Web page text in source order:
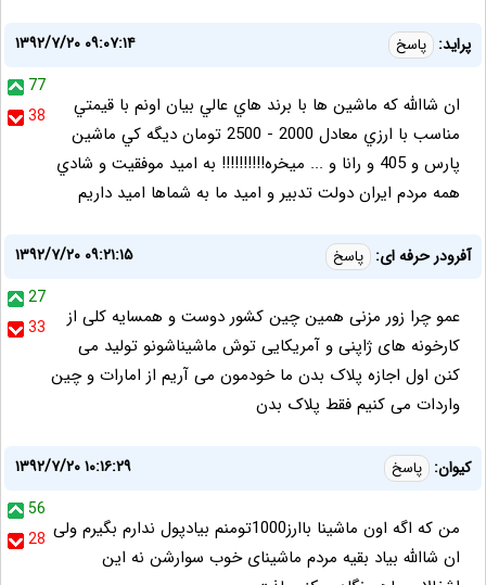
پرايد: پاسخ
۱۳۹۲/۷/۲۰ ۰۹:۰۷:۱۴
77
38
ان شاالله كه ماشين ها با برند هاي عالي بيان اونم با قيمتي
مناسب با ارزي معادل 2000 - 2500 تومان ديگه كي ماشين
پارس و 405 و رانا و ... ميخره!!!!!!!!!! به اميد موفقيت و شادي
همه مردم ايران دولت تدبير و اميد ما به شماها اميد داريم
آفرودر حرفه ای: پاسخ
۱۳۹۲/۷/۲۰ ۰۹:۲۱:۱۵
27
33
عمو چرا زور مزنی همین چین کشور دوست و همسایه کلی از
کارخونه های ژاپنی و آمریکایی توش ماشیناشونو تولید می
کنن اول اجازه پلاک بدن ما خودمون می آریم از امارات و چین
واردات می کنیم فقط پلاک بدن
کیوان: پاسخ
۱۳۹۲/۷/۲۰ ۱۰:۱۶:۲۹
56
28 من که اگه اون ماشینا باارز1000تومنم بیادپول ندارم بگیرم ولی
ان شاالله بیاد بقیه مردم ماشینای خوب سوارشن نه این